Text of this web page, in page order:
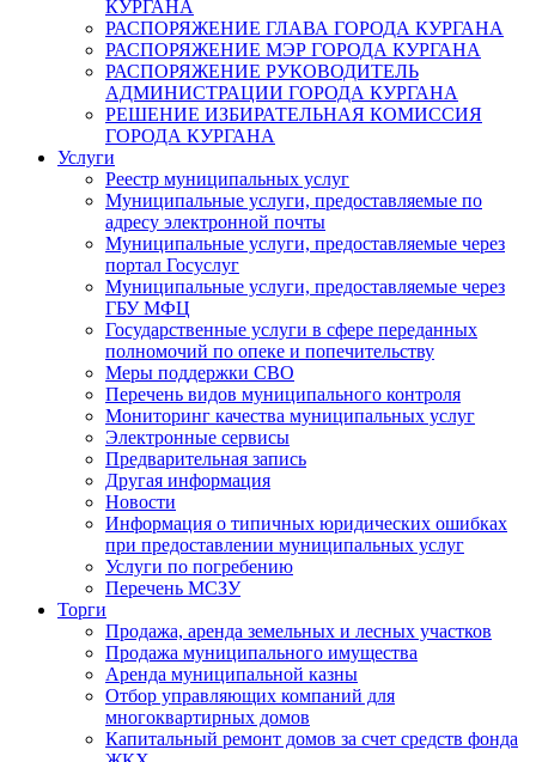
КУРГАНА
РАСПОРЯЖЕНИЕ ГЛАВА ГОРОДА КУРГАНА
РАСПОРЯЖЕНИЕ МЭР ГОРОДА КУРГАНА
РАСПОРЯЖЕНИЕ РУКОВОДИТЕЛЬ
АДМИНИСТРАЦИИ ГОРОДА КУРГАНА
РЕШЕНИЕ ИЗБИРАТЕЛЬНАЯ КОМИССИЯ
ГОРОДА КУРГАНА
Услуги
Реестр муниципальных услуг
Муниципальные услуги, предоставляемые по
адресу электронной почты
Муниципальные услуги, предоставляемые через
портал Госуслуг
Муниципальные услуги, предоставляемые через
ГБУ МФЦ
Государственные услуги в сфере переданных
полномочий по опеке и попечительству
Меры поддержки СВО
Перечень видов муниципального контроля
Мониторинг качества муниципальных услуг
Электронные сервисы
Предварительная запись
Другая информация
Новости
Информация о типичных юридических ошибках
при предоставлении муниципальных услуг
Услуги по погребению
Перечень МСЗУ
Торги
Продажа, аренда земельных и лесных участков
Продажа муниципального имущества
Аренда муниципальной казны
Отбор управляющих компаний для
многоквартирных домов
Капитальный ремонт домов за счет средств фонда